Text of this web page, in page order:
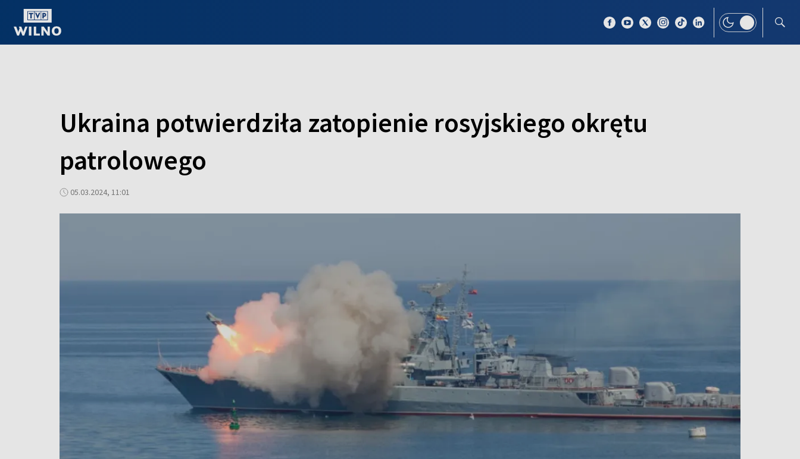
Ukraina potwierdziła zatopienie rosyjskiego okrętu
patrolowego
05.03.2024, 11:01